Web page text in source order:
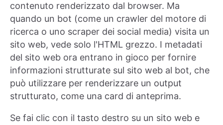
contenuto renderizzato dal browser. Ma
quando un bot (come un crawler del motore di
ricerca o uno scraper dei social media) visita un
sito web, vede solo l'HTML grezzo. I metadati
del sito web ora entrano in gioco per fornire
informazioni strutturate sul sito web al bot, che
può utilizzare per renderizzare un output
strutturato, come una card di anteprima.
Se fai clic con il tasto destro su un sito web e